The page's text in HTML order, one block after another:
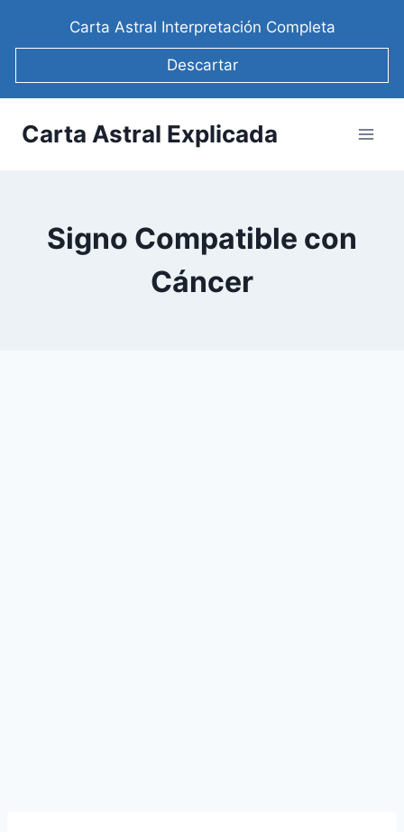
Carta Astral Interpretación Completa
Descartar
Carta Astral Explicada
Signo Compatible con
Cáncer